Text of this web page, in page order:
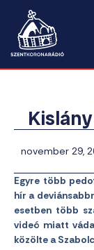
november 29,
Egyre több
hír a
esetben több
videó miatt
közölte a